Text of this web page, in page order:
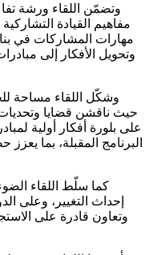
وتضمّن اللقاء ورشة
مفاهيم القيادة
مهارات المشاركات في
وتحويل الأفكار إلى
وشكّل اللقاء مساحة
حيث ناقشن قضايا
على بلورة أفكار أولية
البرنامج المقبلة، بما
كما سلّط اللقاء
إحداث التغيير، وعلى
وتعاون قادرة على